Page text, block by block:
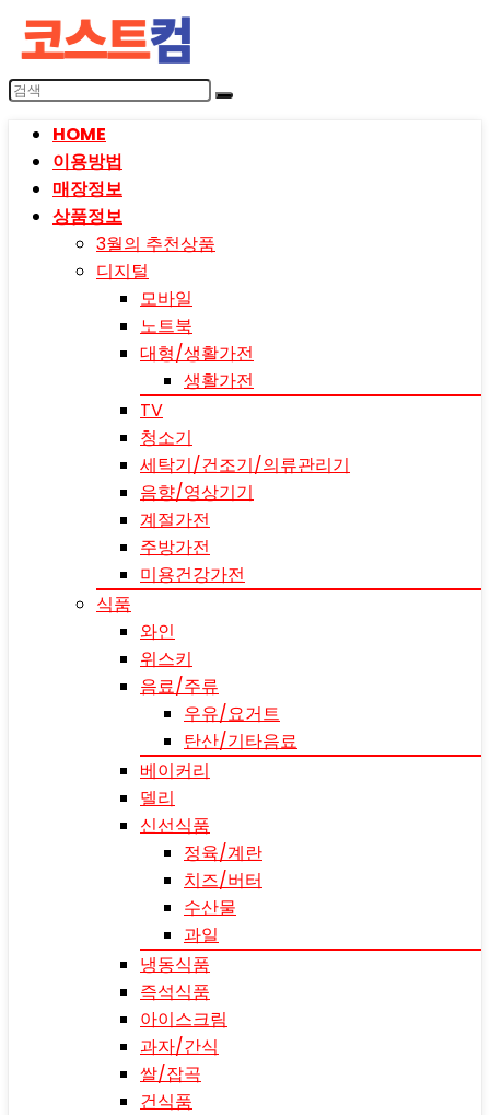
HOME
이용방법
매장정보
상품정보
3월의 추천상품
디지털
모바일
노트북
대형/생활가전
생활가전
TV
청소기
세탁기/건조기/의류관리기
음향/영상기기
계절가전
주방가전
미용건강가전
식품
와인
위스키
음료/주류
우유/요거트
탄산/기타음료
베이커리
델리
신선식품
정육/계란
치즈/버터
수산물
과일
냉동식품
즉석식품
아이스크림
과자/간식
쌀/잡곡
건식품